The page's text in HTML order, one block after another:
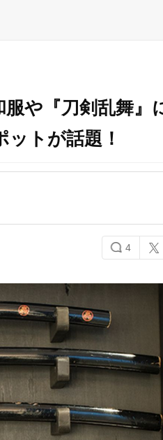
や『刀剣乱舞』
トが話題！
4